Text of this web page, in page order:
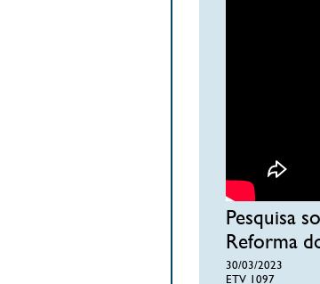
Pesquisa
Reforma
30/03/2023
ETV 1097